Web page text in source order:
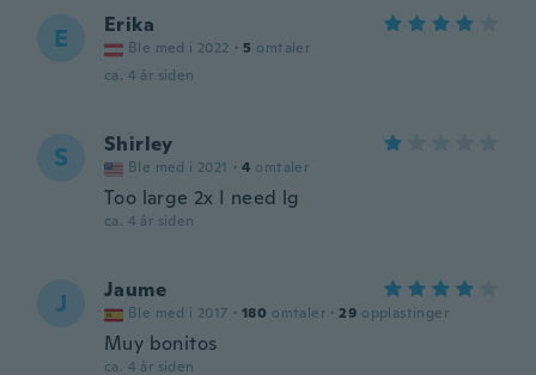
E Erika
Ble med i 2022 · 5 omtaler
ca. 4 år siden
S Shirley
Ble med i 2021 · 4 omtaler
Too large 2x I need lg
ca. 4 år siden
J Jaume
Ble med i 2017 · 180 omtaler · 29 opplastinger
Muy bonitos
ca. 4 år siden